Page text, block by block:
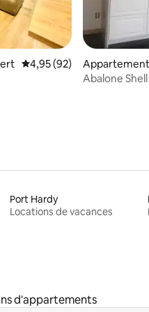
: 4,97 sur 5
Évaluation moyenne sur la
4,95 (92)
Appartement
Abalone
Port Hardy
Locations de vacances
d'appartements